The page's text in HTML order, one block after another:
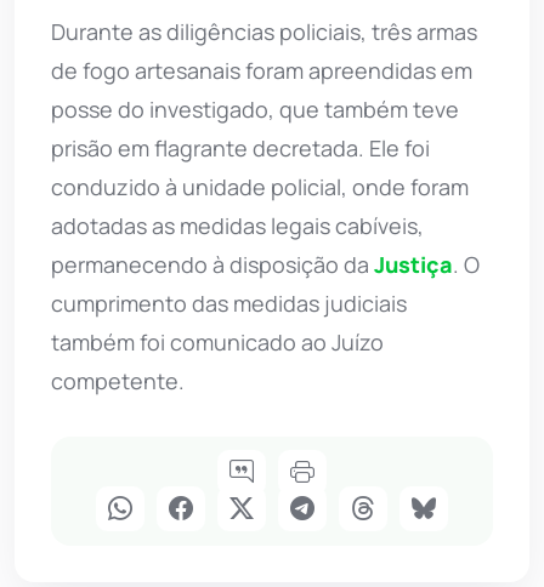
Durante as diligências policiais, três armas
de fogo artesanais foram apreendidas em
posse do investigado, que também teve
prisão em flagrante decretada. Ele foi
conduzido à unidade policial, onde foram
adotadas as medidas legais cabíveis,
permanecendo à disposição da Justiça. O
cumprimento das medidas judiciais
também foi comunicado ao Juízo
competente.